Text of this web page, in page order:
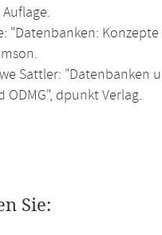
"Datenbanken:
Sattler: "Datenbanken
ODMG", dpunkt Verlag.
Sie: